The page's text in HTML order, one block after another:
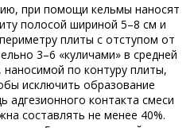
при помощи кельмы наносят
полосой шириной 5–8 см и
плиты с отступом от
3–6 «куличами» в средней
по контуру плиты,
исключить образование
контакта смеси
составлять не менее 40%.